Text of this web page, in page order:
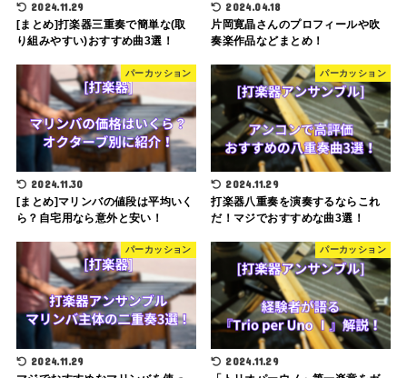
2024.11.29
[まとめ]打楽器三重奏で簡単な(取
り組みやすい)おすすめ曲3選！
2024.04.18
片岡寛晶さんのプロフィールや吹
奏楽作品などまとめ！
パーカッション
2024.11.30
[まとめ]マリンバの値段は平均いく
ら？自宅用なら意外と安い！
パーカッション
2024.11.29
打楽器八重奏を演奏するならこれ
だ！マジでおすすめな曲3選！
パーカッション
2024.11.29
パーカッション
2024.11.29